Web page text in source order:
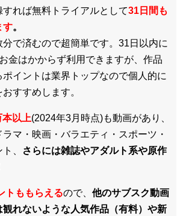
れば無料トライアルとして31日間も
す。
で済むので超簡単です。31日以内に
金はかからず利用できますが、作品
イントは業界トップなので個人的に
すすめします。
本以上(2024年3月時点)も動画があり、
マ・映画・バラエティ・スポーツ・
、
さらには雑誌やアダルト系や原作
トももらえるので、 他のサブスク動画
れないような人気作品（有料）や新